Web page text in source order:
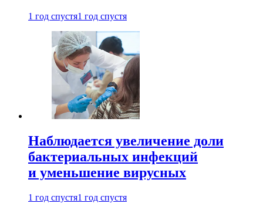
1 год спустя1 год спустя
Наблюдается увеличение доли
бактериальных инфекций
и уменьшение вирусных
1 год спустя1 год спустя